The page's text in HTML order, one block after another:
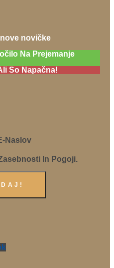
novičke
Na Prejemanje
So Napačna!
Naslov
In Pogoji.